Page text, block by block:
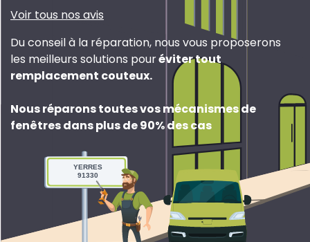
Voir tous nos avis
Du conseil à la réparation, nous vous proposerons
les meilleurs solutions pouréviter tout
remplacement couteux.
Nous réparons toutes vos mécanismes de
fenêtres dans plus de 90% des cas
YERRES
91330